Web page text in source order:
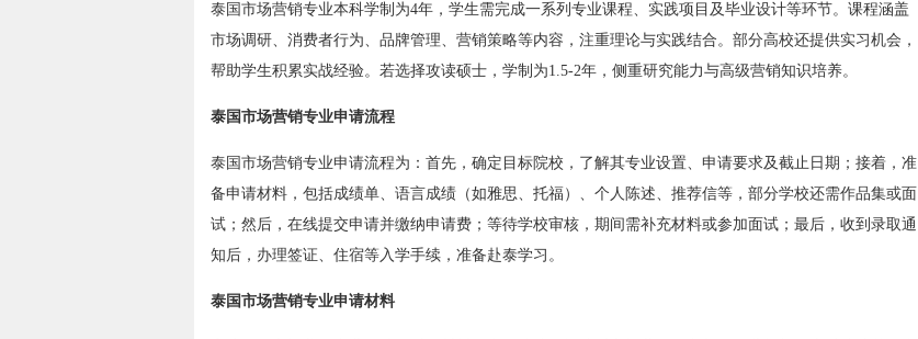
泰国市场营销专业本科学制为4年，学生需完成一系列专业课程、实践项目及毕业设计等环节。课程涵盖
市场调研、消费者行为、品牌管理、营销策略等内容，注重理论与实践结合。部分高校还提供实习机会，
帮助学生积累实战经验。若选择攻读硕士，学制为1.5-2年，侧重研究能力与高级营销知识培养。
泰国市场营销专业申请流程
泰国市场营销专业申请流程为：首先，确定目标院校，了解其专业设置、申请要求及截止日期；接着，准
备申请材料，包括成绩单、语言成绩（如雅思、托福）、个人陈述、推荐信等，部分学校还需作品集或面
试；然后，在线提交申请并缴纳申请费；等待学校审核，期间需补充材料或参加面试；最后，收到录取通
知后，办理签证、住宿等入学手续，准备赴泰学习。
泰国市场营销专业申请材料